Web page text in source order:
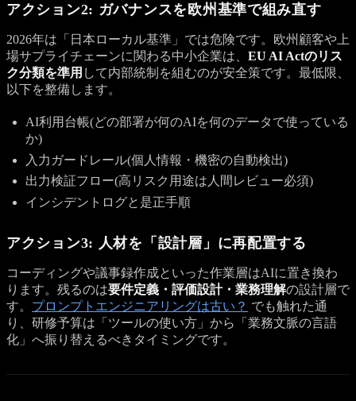
アクション2: ガバナンスを欧州基準で組み直す
2026年は「日本ローカル基準」では危険です。欧州顧客や上
場サプライチェーンに関わる中小企業は、 EU AI Actのリス
ク分類を準用 して内部統制を組むのが安全策です。最低限、
以下を整備します。
AI利用台帳(どの部署が何のAIを何のデータで使っている
か)
入力ガードレール(個人情報・機密の自動検出)
出力検証フロー(高リスク用途は人間レビュー必須)
インシデントログと是正手順
アクション3: 人材を「設計層」に再配置する
コーディングや議事録作成といった作業層はAIに置き換わ
ります。残るのは要件定義・評価設計・業務理解の設計層で
す。 プロンプトエンジニアリングは古い？ でも触れた通
り、研修予算は「ツールの使い方」から「業務文脈の言語
化」へ振り替えるべきタイミングです。